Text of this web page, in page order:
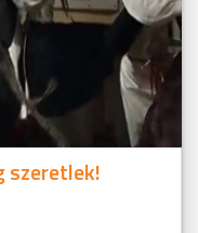
szeretlek!